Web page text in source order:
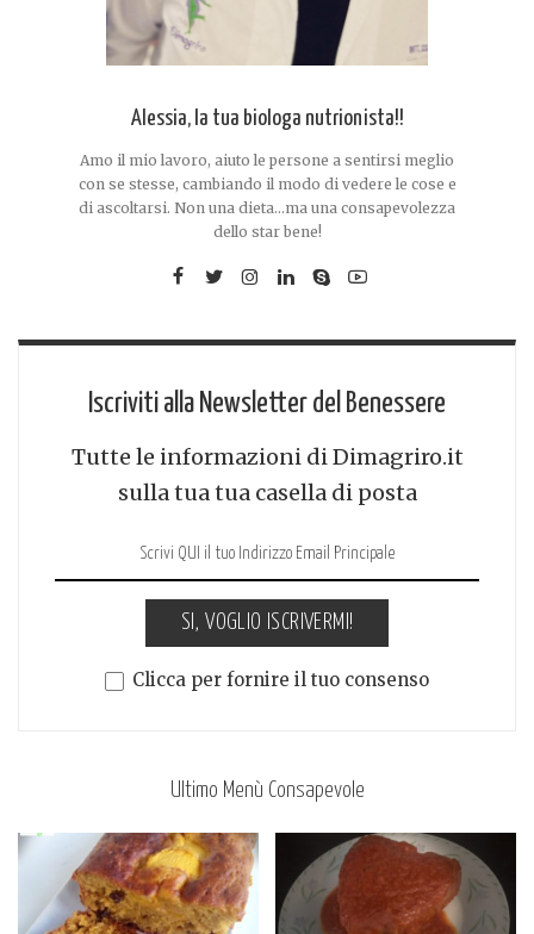
Alessia, la tua biologa nutrionista!!
Amo il mio lavoro, aiuto le persone a sentirsi meglio
con se stesse, cambiando il modo di vedere le cose e
di ascoltarsi. Non una dieta...ma una consapevolezza
dello star bene!
Iscriviti alla Newsletter del Benessere
Tutte le informazioni di Dimagriro.it
sulla tua tua casella di posta
SI, VOGLIO ISCRIVERMI!
Clicca per fornire il tuo consenso
Ultimo Menù Consapevole